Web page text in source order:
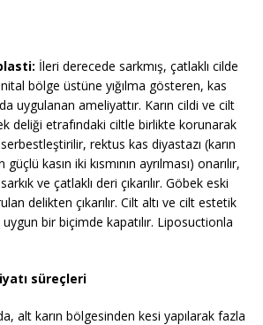
İleri derecede sarkmış, çatlaklı cilde
bölge üstüne yığılma gösteren, kas
uygulanan ameliyattır. Karın cildi ve cilt
deliği etrafındaki ciltle birlikte korunarak
rektus kas diyastazı (karın
kasın iki kısmının ayrılması) onarılır,
ve çatlaklı deri çıkarılır. Göbek eski
delikten çıkarılır. Cilt altı ve cilt estetik
bir biçimde kapatılır. Liposuctionla
süreçleri
alt karın bölgesinden kesi yapılarak fazla